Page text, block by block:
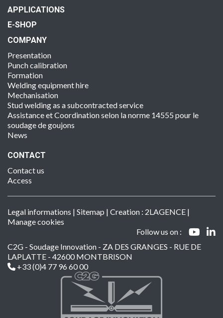
APPLICATIONS
E-SHOP
COMPANY
Presentation
Punch calibration
Formation
Welding equipment hire
Mechanisation
Stud welding as a subcontracted service
Assistance et Coordination selon la norme 14555 pour le
soudage de goujons
News
CONTACT
Contact us
Access
Legal informations | Sitemap | Creation : 2LAGENCE |
Manage cookies
Follow us on :
C2G - Soudage Innovation - ZA DES GRANGES - RUE DE
LAPLATTE - 42600 MONTBRISON
+33 (0)4 77 96 60 00